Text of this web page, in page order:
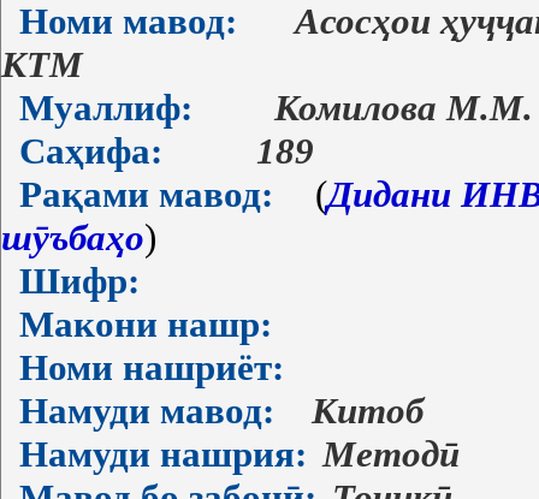
Номи мавод:
Асосҳои
КТМ
Муаллиф:
Комилова М.М.
Саҳифа:
189
Рақами мавод:
(Дидани
шӯъбаҳо)
Шифр:
Макони нашр:
Номи нашриёт:
Намуди мавод:
Китоб
Намуди нашрия: Методӣ